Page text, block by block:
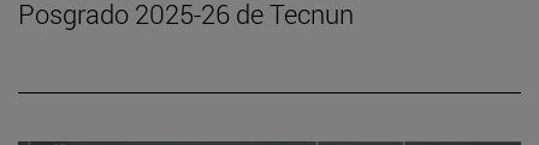
Posgrado 2025-26 de Tecnun